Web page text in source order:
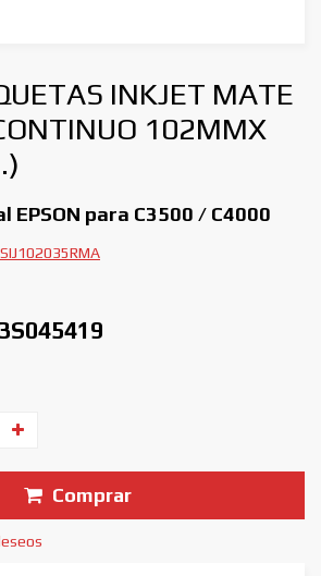
INKJET MATE
102MMX
para C3500 / C4000
Comprar